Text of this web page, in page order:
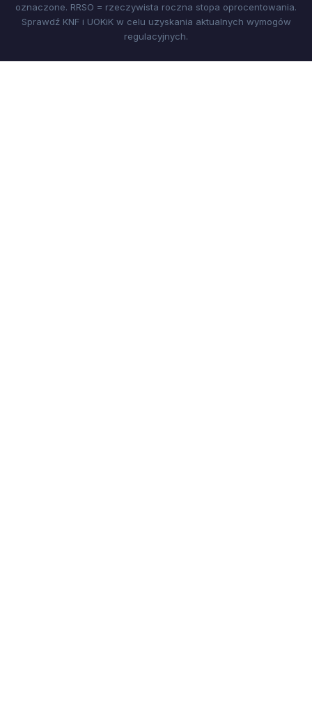
oznaczone. RRSO = rzeczywista roczna stopa oprocentowania.
Sprawdź KNF i UOKiK w celu uzyskania aktualnych wymogów
regulacyjnych.